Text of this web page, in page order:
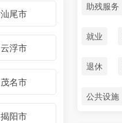
汕尾市
云浮市
茂名市
揭阳市
助残服务
就业
退休
公共设施